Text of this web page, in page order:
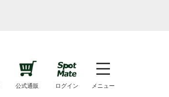
公式通販 ログイン メニュー